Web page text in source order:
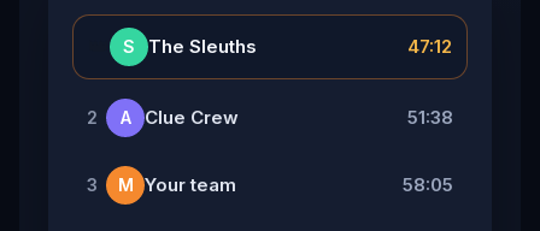
S The Sleuths 47:12
2 A Clue Crew 51:38
3 M Your team 58:05